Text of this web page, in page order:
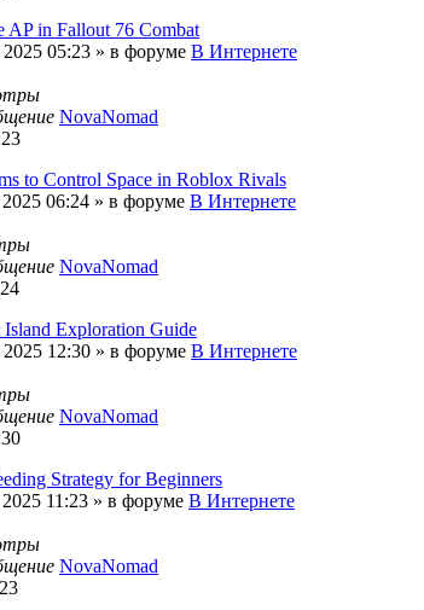
in Fallout 76 Combat
2025 05:23 » в форуме В Интернете
NovaNomad
to Control Space in Roblox Rivals
06:24 » в форуме В Интернете
NovaNomad
Exploration Guide
12:30 » в форуме В Интернете
NovaNomad
Strategy for Beginners
11:23 » в форуме В Интернете
NovaNomad